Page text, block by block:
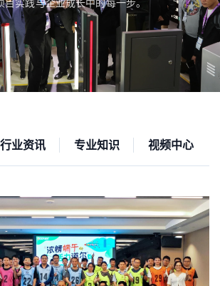
行业资讯 专业知识 视频中心